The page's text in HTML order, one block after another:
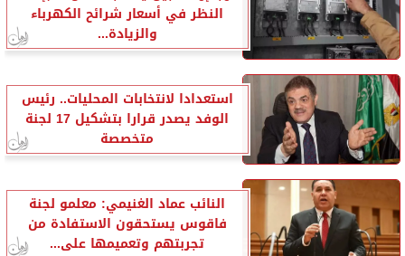
النظر في أسعار شرائح الكهرباء
والزيادة...
استعدادا لانتخابات المحليات.. رئيس
الوفد يصدر قرارا بتشكيل 17 لجنة
متخصصة
النائب عماد الغنيمي: معلمو لجنة
فاقوس يستحقون الاستفادة من
تجربتهم وتعميمها على...